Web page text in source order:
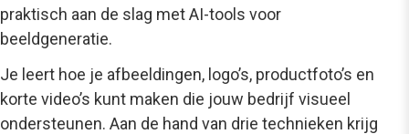
praktisch aan de slag met AI-tools voor
beeldgeneratie.
Je leert hoe je afbeeldingen, logo’s, productfoto’s en
korte video’s kunt maken die jouw bedrijf visueel
ondersteunen. Aan de hand van drie technieken krijg